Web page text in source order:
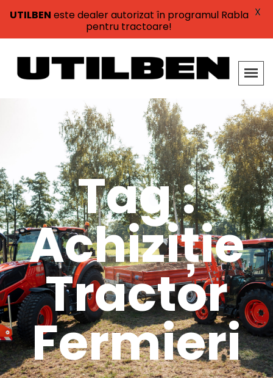
Tag :
Achiziție
Tractor
Fermieri
UTILBEN este dealer autorizat în programul Rabla
pentru tractoare!
X